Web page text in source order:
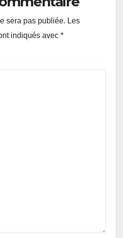
sera pas publiée. Les
indiqués avec *